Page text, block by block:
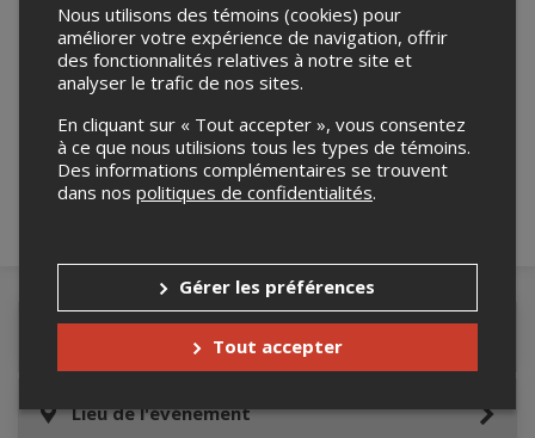
Merci de confirmer que vous n'êtes pas un
robot ci-bas.
Détails de l'événement
Lieu de l'événement
Nous utilisons des témoins (cookies) pour
améliorer votre expérience de navigation, offrir
des fonctionnalités relatives à notre site et
analyser le trafic de nos sites.
En cliquant sur « Tout accepter », vous consentez
à ce que nous utilisions tous les types de témoins.
Des informations complémentaires se trouvent
dans nos politiques de confidentialités.
Gérer les préférences
Tout accepter